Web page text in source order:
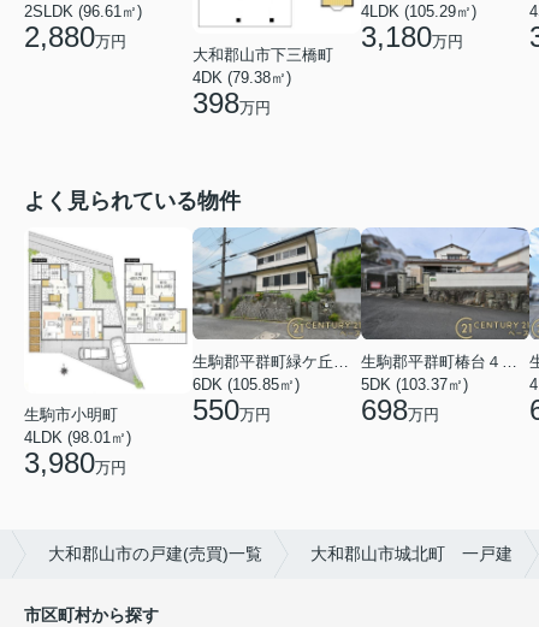
2SLDK (96.61㎡)
2,880万円
大和郡山市下三橋町
4DK (79.38㎡)
398万円
4LDK (105.29㎡)
3,180万円
よく見られている物件
生駒市小明町
4LDK (98.01㎡)
3,980万円
6DK (105.85㎡)
550万円
5DK (103.37㎡)
698万円
大和郡山市の戸建(売買)一覧 大和郡山市城北町 一戸建
市区町村から探す